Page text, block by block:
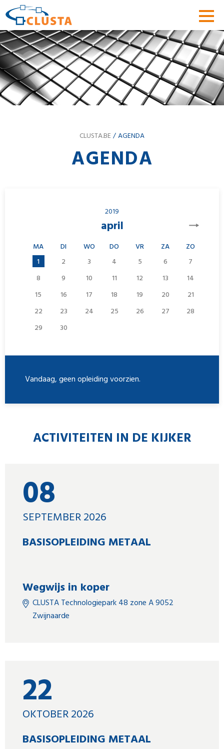
CLUSTA.BE AGENDA
AGENDA
2019
april
MA DI WO DO VR ZA
ZO
1
2 3 4 5 6
7
8
9 10 11 12 13
14
15
16 17 18 19 20
21
22
23 24 25 26 27
28
29
30
Vandaag, geen opleiding voorzien.
ACTIVITEITEN IN DE KIJKER
08
SEPTEMBER 2026
BASISOPLEIDING METAAL
Wegwijs in koper
CLUSTA Technologiepark 48 zone A 9052
Zwijnaarde
22
OKTOBER 2026
BASISOPLEIDING METAAL